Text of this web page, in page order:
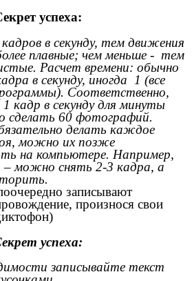
успеха:
в секунду, тем движения
плавные; чем меньше - тем
Расчет времени: обычно
в секунду, иногда 1 (все
Соответственно,
кадр в секунду для минуты
сделать 60 фотографий.
делать каждое
можно их позже
на компьютере. Например,
– можно снять 2-3 кадра, а
записывают
произнося свои
успеха:
записывайте текст